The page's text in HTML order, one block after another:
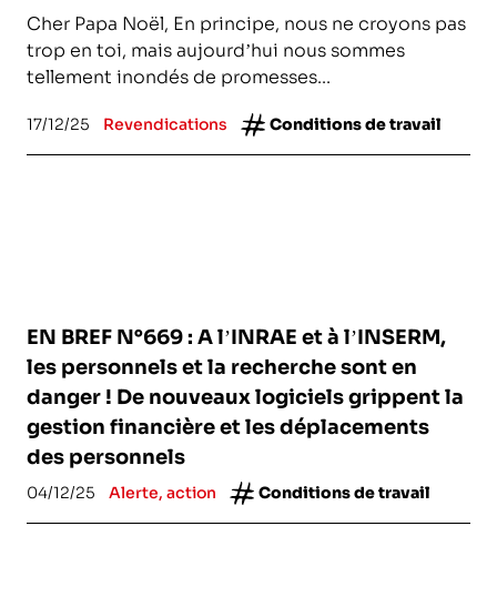
Cher Papa Noël, En principe, nous ne croyons pas
trop en toi, mais aujourd’hui nous sommes
tellement inondés de promesses...
17/12/25 Revendications Conditions de travail
EN BREF N°669 : A l’INRAE et à l’INSERM,
les personnels et la recherche sont en
danger ! De nouveaux logiciels grippent la
gestion financière et les déplacements
des personnels
04/12/25 Alerte, action Conditions de travail